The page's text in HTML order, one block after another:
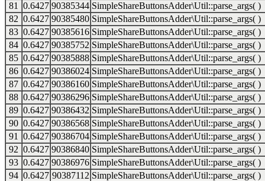
81
0.6427 90385344 SimpleShareButtonsAdder\Util::parse_args( )
82 0.6427 90385480 SimpleShareButtonsAdder\Util::parse_args( )
83 0.6427 90385616 SimpleShareButtonsAdder\Util::parse_args( )
84 0.6427 90385752 SimpleShareButtonsAdder\Util::parse_args( )
85 0.6427 90385888 SimpleShareButtonsAdder\Util::parse_args( )
86 0.6427 90386024 SimpleShareButtonsAdder\Util::parse_args( )
87 0.6427 90386160 SimpleShareButtonsAdder\Util::parse_args( )
88 0.6427 90386296 SimpleShareButtonsAdder\Util::parse_args( )
89 0.6427 90386432 SimpleShareButtonsAdder\Util::parse_args( )
90 0.6427 90386568 SimpleShareButtonsAdder\Util::parse_args( )
91
0.6427 90386704 SimpleShareButtonsAdder\Util::parse_args( )
92 0.6427 90386840 SimpleShareButtonsAdder\Util::parse_args( )
93 0.6427 90386976 SimpleShareButtonsAdder\Util::parse_args( )
94 0.6427 90387112 SimpleShareButtonsAdder\Util::parse_args( )